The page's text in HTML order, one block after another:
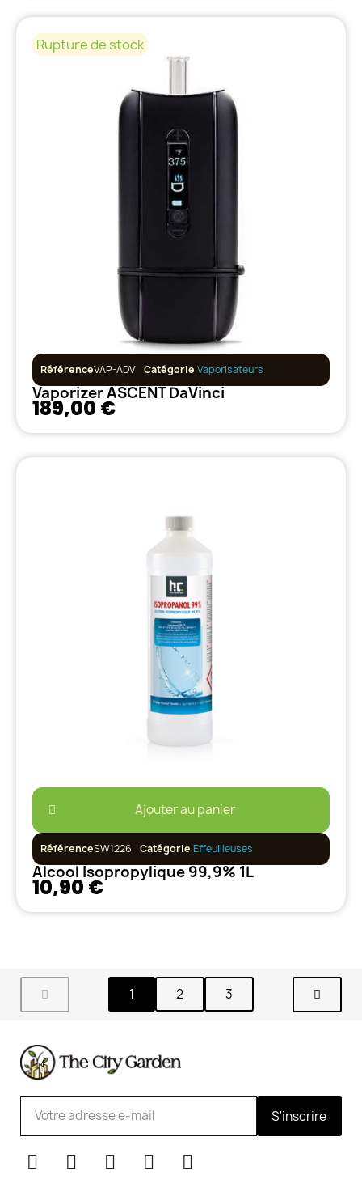
Rupture de stock
RéférenceVAP-ADV Catégorie Vaporisateurs
Vaporizer ASCENT DaVinci
189,00 €
Ajouter au panier
RéférenceSW1226 Catégorie Effeuilleuses
Alcool Isopropylique 99,9% 1L
10,90 €
1 2 3
S'inscrire